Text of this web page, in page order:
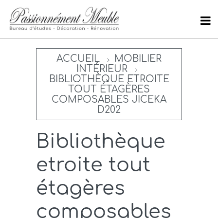
ACCUEIL
MOBILIER
INTÉRIEUR
BIBLIOTHÈQUE ETROITE
TOUT ÉTAGÈRES
COMPOSABLES JICEKA
D202
Bibliothèque
etroite tout
étagères
composables